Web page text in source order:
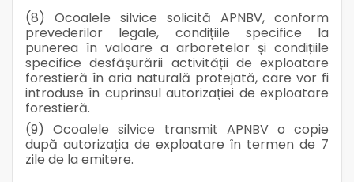
(8) Ocoalele silvice solicită APNBV, conform
prevederilor legale, condițiile specifice la
punerea în valoare a arboretelor și condițiile
specifice desfășurării activității de exploatare
forestieră în aria naturală protejată, care vor fi
introduse în cuprinsul autorizației de exploatare
forestieră.
(9) Ocoalele silvice transmit APNBV o copie
după autorizația de exploatare în termen de 7
zile de la emitere.